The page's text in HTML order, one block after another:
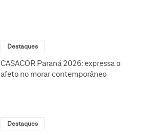
Destaques
CASACOR Paraná 2026: expressa o
afeto no morar contemporâneo
Destaques